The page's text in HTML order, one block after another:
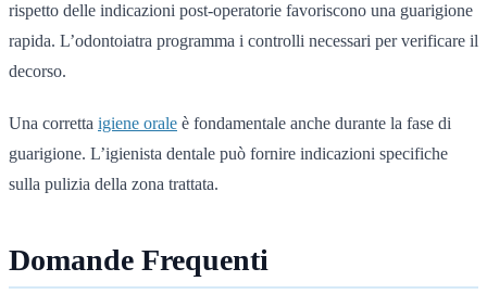
rispetto delle indicazioni post-operatorie favoriscono una guarigione
rapida. L’odontoiatra programma i controlli necessari per verificare il
decorso.
Una corretta igiene orale è fondamentale anche durante la fase di
guarigione. L’igienista dentale può fornire indicazioni specifiche
sulla pulizia della zona trattata.
Domande Frequenti